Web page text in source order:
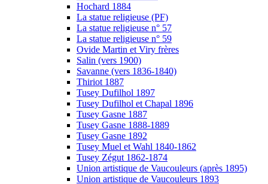
Hochard 1884
La statue religieuse (PF)
La statue religieuse n° 57
La statue religieuse n° 59
Ovide Martin et Viry frères
Salin (vers 1900)
Savanne (vers 1836-1840)
Thiriot 1887
Tusey Dufilhol 1897
Tusey Dufilhol et Chapal 1896
Tusey Gasne 1887
Tusey Gasne 1888-1889
Tusey Gasne 1892
Tusey Muel et Wahl 1840-1862
Tusey Zégut 1862-1874
Union artistique de Vaucouleurs (après 1895)
Union artistique de Vaucouleurs 1893